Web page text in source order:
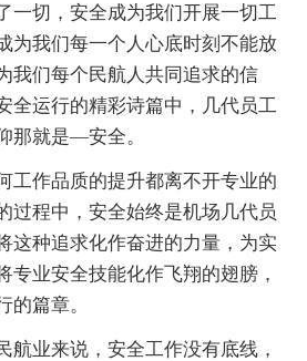
一切，安全成为我们开展一切工
为我们每一个人心底时刻不能放
我们每个民航人共同追求的信
全运行的精彩诗篇中，几代员工
那就是—安全。
工作品质的提升都离不开专业的
过程中，安全始终是机场几代员
这种追求化作奋进的力量，为实
专业安全技能化作飞翔的翅膀，
的篇章。
航业来说，安全工作没有底线，